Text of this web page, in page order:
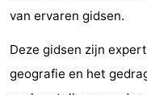
Wandelen
-
Paardrijden
-
Surfen
van ervaren gidsen.
Deze gidsen zijn
geografie en het